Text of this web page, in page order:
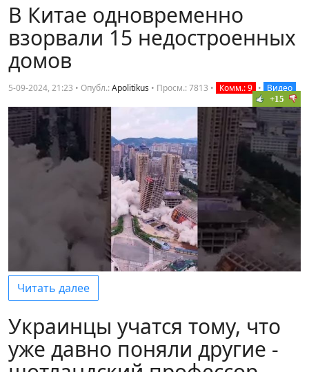
В Китае одновременно
взорвали 15 недостроенных
домов
5-09-2024, 21:23 • Опубл.:Apolitikus • Просм.: 7813 • Комм.: 9 • Видео
+15
Читать далее
Украинцы учатся тому, что
уже давно поняли другие -